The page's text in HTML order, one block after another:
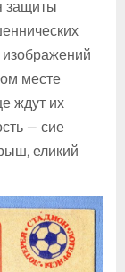
защиты
месте
ждут их
— сие
еликий